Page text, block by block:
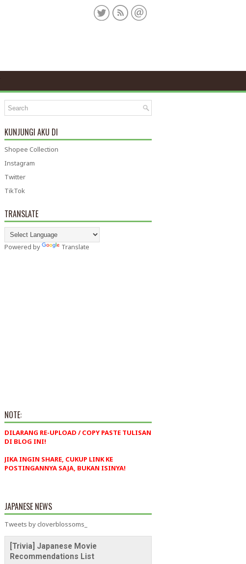
KUNJUNGI AKU DI
Shopee Collection
Instagram
Twitter
TikTok
TRANSLATE
Powered by Translate
NOTE:
DILARANG RE-UPLOAD / COPY PASTE TULISAN
DI BLOG INI!
JIKA INGIN SHARE, CUKUP LINK KE
POSTINGANNYA SAJA, BUKAN ISINYA!
JAPANESE NEWS
Tweets by cloverblossoms_
[Trivia] Japanese Movie
Recommendations List